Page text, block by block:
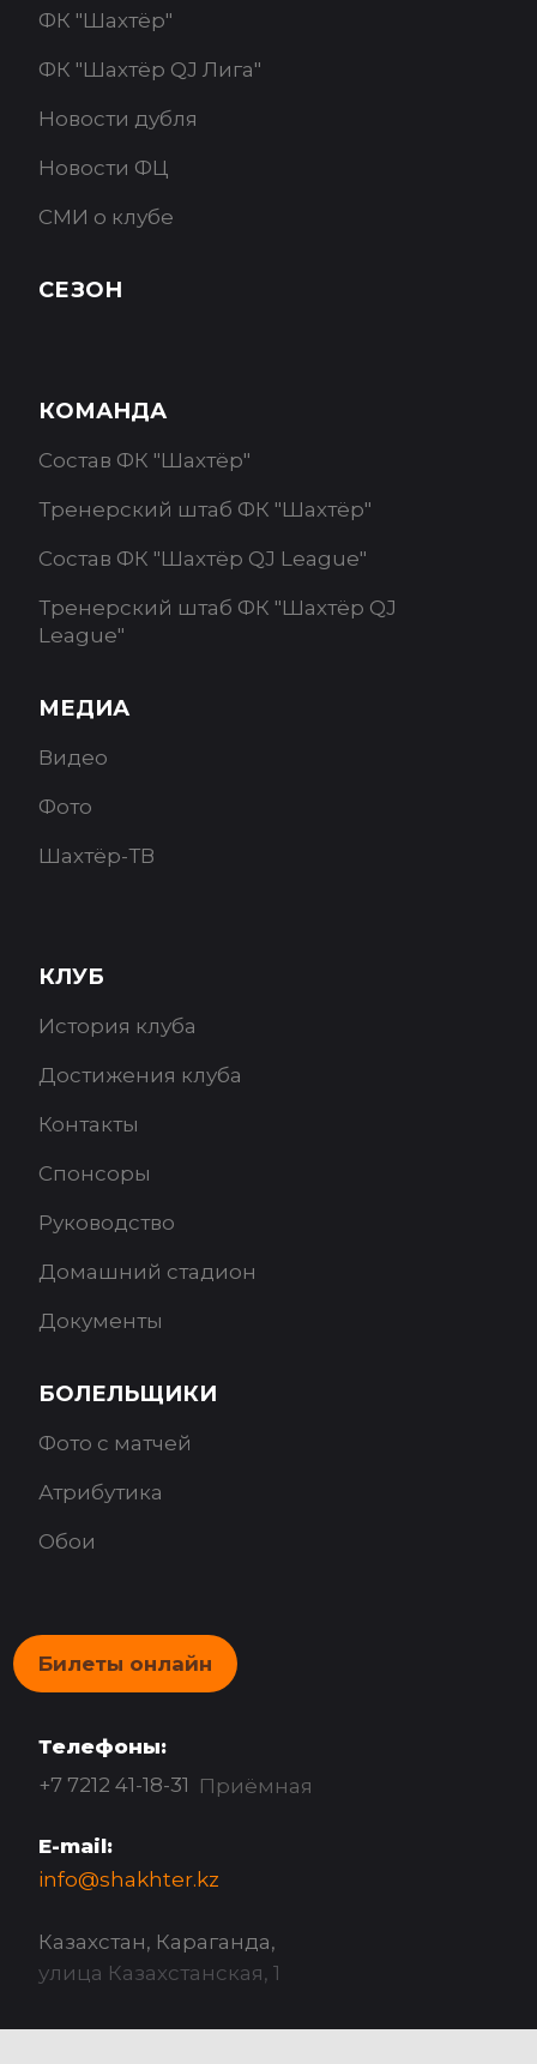
ФК "Шахтёр"
ФК "Шахтёр QJ Лига"
Новости дубля
Новости ФЦ
СМИ о клубе
СЕЗОН
КОМАНДА
Состав ФК "Шахтёр"
Тренерский штаб ФК "Шахтёр"
Состав ФК "Шахтёр QJ League"
Тренерский штаб ФК "Шахтёр QJ
League"
МЕДИА
Видео
Фото
Шахтёр-ТВ
КЛУБ
История клуба
Достижения клуба
Контакты
Спонсоры
Руководство
Домашний стадион
Документы
БОЛЕЛЬЩИКИ
Фото с матчей
Атрибутика
Обои
Билеты онлайн
Телефоны:
+7 7212 41-18-31 Приёмная
E-mail:
info@shakhter.kz
Казахстан, Караганда,
улица Казахстанская, 1